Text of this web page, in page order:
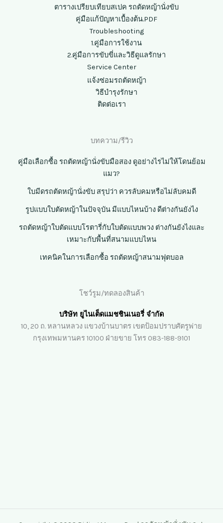
ตารางเปรียบเทียบสเปค รถตัดหญ้านั่งขับ
คู่มือแก้ปัญหาเบื้องต้น.PDF
Troubleshooting
1.คู่มือการใช้งาน
2.คู่มือการขับขี่และวิธีดูแลรักษา
Service Center
แจ้งซ่อมรถตัดหญ้า
วิธีบำรุงรักษา
ติดต่อเรา
บทความ/รีวิว
คู่มือเลือกซื้อ รถตัดหญ้านั่งขับมือสอง ดูอย่างไรไม่ให้โดนย้อม
แมว?
ใบมีดรถตัดหญ้านั่งขับ สรุปว่า ควรลับคมหรือไม่ลับคมดี
รูปแบบใบตัดหญ้าในปัจจุบัน มีแบบไหนบ้าง ดีต่างกันยังไง
รถตัดหญ้าใบตัดแบบโรตารี่กับใบตัดแบบพวง ต่างกันยังไงและ
เหมาะกับพื้นที่สนามแบบไหน
เทคนิคในการเลือกซื้อ รถตัดหญ้าสนามฟุตบอล
โชว์รูม/ทดลองสินค้า
บริษัท ยูไนเต็ดแมชชินเนอรี่ จำกัด
10, 20 ถ. หลานหลวง แขวงบ้านบาตร เขตป้อมปราบศัตรูพ่าย
กรุงเทพมหานคร 10100 ฝ่ายขาย โทร 083-188-9101